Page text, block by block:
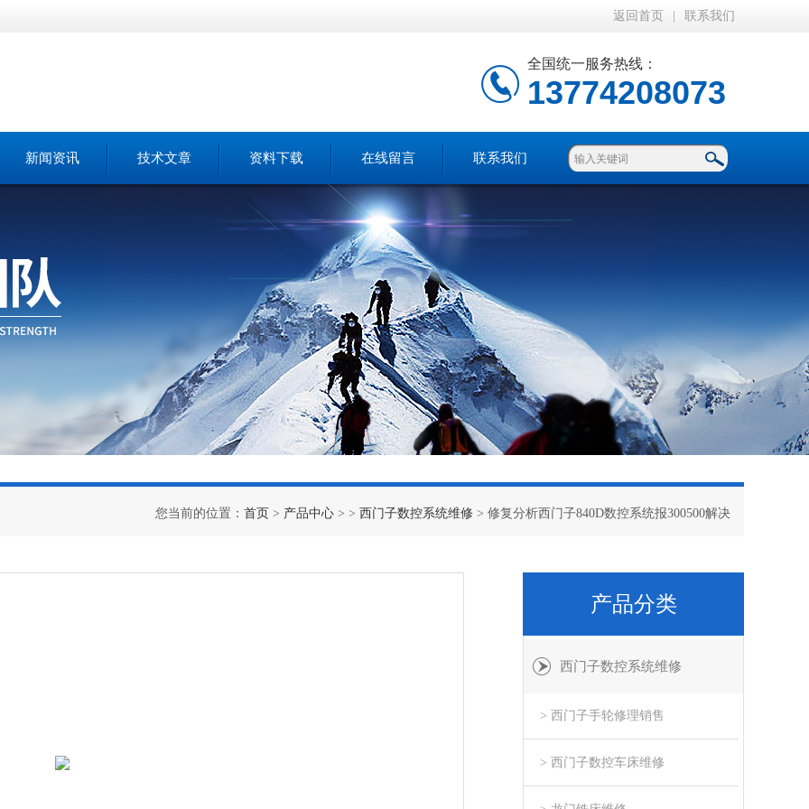
返回首页 联系我们
全国统一服务热线：
13774208073
新闻资讯 技术文章 资料下载 在线留言 联系我们
您当前的位置： 首页 > 产品中心 > > 西门子数控系统维修 > 修复分析西门子840D数控系统报300500解决
产品分类
西门子数控系统维修
> 西门子手轮修理销售
> 西门子数控车床维修